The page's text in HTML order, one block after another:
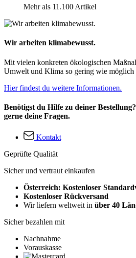
Mehr als 11.100 Artikel
Wir arbeiten klimabewusst.
Mit vielen konkreten ökologischen
Umwelt und Klima so gering wie möglich
Hier findest du weitere Informationen.
Benötigst du Hilfe zu deiner
gerne deine Fragen.
Kontakt
Geprüfte Qualität
Sicher und vertraut einkaufen
Österreich: Kostenloser
Kostenloser Rückversand
Wir liefern weltweit in über 40
Sicher bezahlen mit
Nachnahme
Vorauskasse